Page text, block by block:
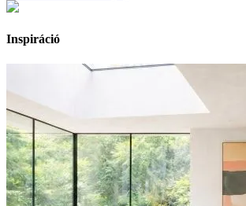
Inspiráció